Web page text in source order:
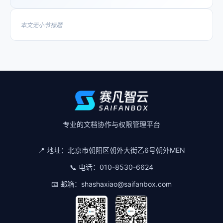
本文无小节标题
专业的文档协作与权限管理平台
📍 地址： 北京市朝阳区朝外大街乙6号朝外MEN
📞 电话： 010-8530-6624
📧 邮箱： shashaxiao@saifanbox.com